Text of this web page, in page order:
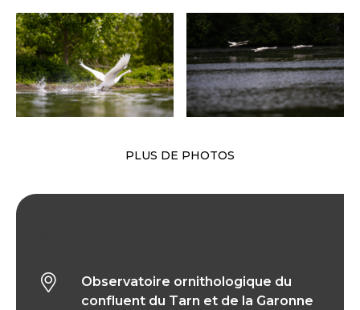
PLUS DE PHOTOS
Observatoire ornithologique du
confluent du Tarn et de la Garonne